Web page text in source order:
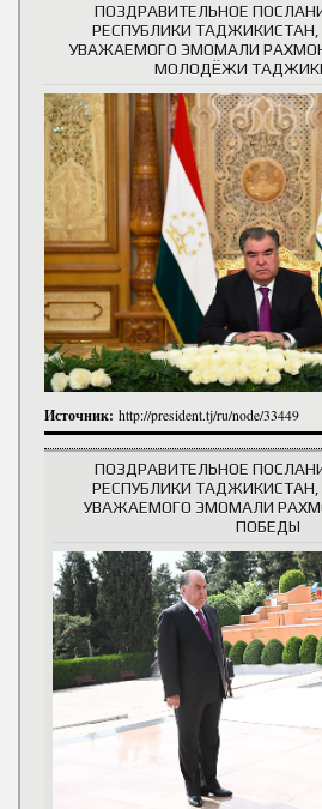
ПОЗДРАВИТЕЛЬНОЕ
РЕСПУБЛИКИ
УВАЖАЕМОГО ЭМОМАЛИ
МОЛОДЁЖИ
Источник: http://president.tj/ru/node/33449
ПОЗДРАВИТЕЛЬНОЕ
РЕСПУБЛИКИ
УВАЖАЕМОГО ЭМОМАЛИ
ПОБЕДЫ